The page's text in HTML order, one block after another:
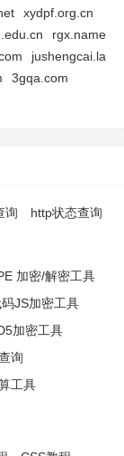
xydpf.org.cn
rgx.name
jushengcai.la
3gqa.com
询
http状态查询
加密/解密工具
JS加密工具
加密工具
询
工具